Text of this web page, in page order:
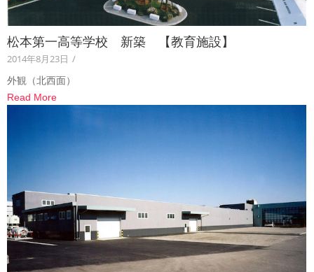
松本第一高等学校 新築 【教育施設】
2014年8月23日 /
外観（北西面）
Read More